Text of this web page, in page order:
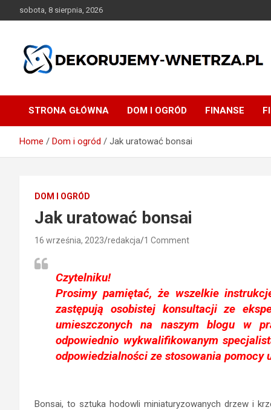
to
sobota, 8 sierpnia, 2026
dekorujemy-wnetrza.pl
STRONA GŁÓWNA DOM I OGRÓD FINANSE
Home Dom i ogród Jak uratować bonsai
DOM I OGRÓD
Jak uratować bonsai
16 września, 2023 redakcja 1 Comment
Czytelniku!
Prosimy pamiętać, że wszelkie
zastępują osobistej konsultacji ze
umieszczonych na naszym blogu w
odpowiednio wykwalifikowanym
odpowiedzialności ze stosowania pomocy
Bonsai, to sztuka hodowli miniaturyzowanych drzew i